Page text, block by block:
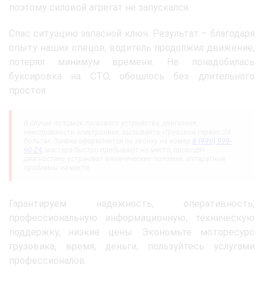
поэтому силовой агрегат не запускался.
Спас ситуацию запасной ключ. Результат – благодаря
опыту наших спецов, водитель продолжил движение,
потерял минимум времени. Не понадобилась
буксировка на СТО, обошлось без длительного
простоя.
8 (999) 999-
90-24
Гарантируем надежность, оперативность,
профессиональную информационную, техническую
поддержку, низкие цены. Экономьте моторесурс
грузовика, время, деньги, пользуйтесь услугами
профессионалов.